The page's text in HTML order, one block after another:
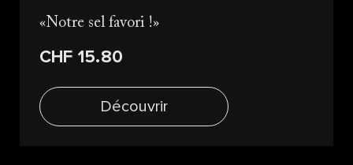
Notre sel favori !
CHF 15.80
Découvrir